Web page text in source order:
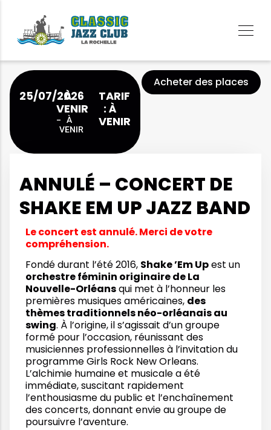
25/07/2026
À
VENIR
-
À
VENIR
TARIF
: À
VENIR
Acheter des places
ANNULÉ – CONCERT DE
SHAKE EM UP JAZZ BAND
Le concert est annulé. Merci de votre
compréhension.
Fondé durant l’été 2016, Shake ’Em Upest un
orchestre féminin originaire de La
Nouvelle-Orléansqui met à l’honneur les
premières musiques américaines, des
thèmes traditionnels néo-orléanais au
swing. À l’origine, il s’agissait d’un groupe
formé pour l’occasion, réunissant des
musiciennes professionnelles à l’invitation du
programme Girls Rock New Orleans.
L’alchimie humaine et musicale a été
immédiate, suscitant rapidement
l’enthousiasme du public et l’enchaînement
des concerts, donnant envie au groupe de
poursuivre l’aventure.